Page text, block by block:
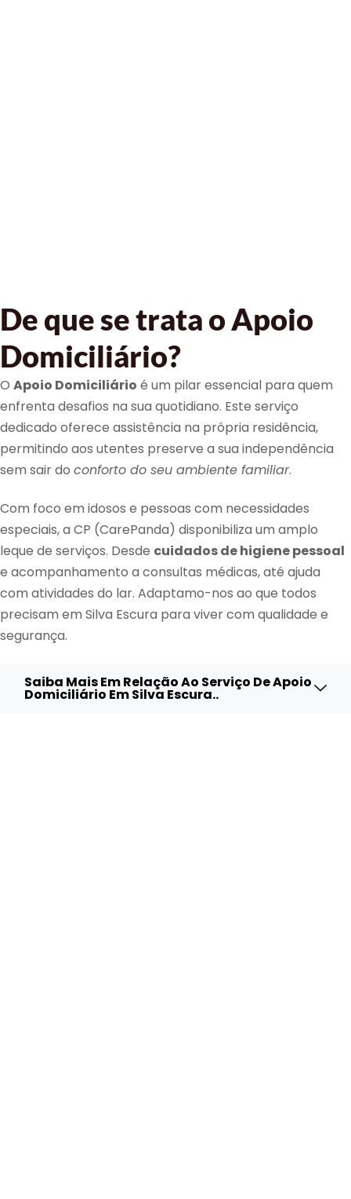
De que se trata o Apoio
Domiciliário?
O Apoio Domiciliário é um pilar essencial para quem
enfrenta desafios na sua quotidiano. Este serviço
dedicado oferece assistência na própria residência,
permitindo aos utentes preserve a sua independência
sem sair do conforto do seu ambiente familiar.
Com foco em idosos e pessoas com necessidades
especiais, a CP (CarePanda) disponibiliza um amplo
leque de serviços. Desde cuidados de higiene pessoal
e acompanhamento a consultas médicas, até ajuda
com atividades do lar. Adaptamo-nos ao que todos
precisam em Silva Escura para viver com qualidade e
segurança.
Saiba Mais Em Relação Ao Serviço De Apoio
Domiciliário Em Silva Escura..